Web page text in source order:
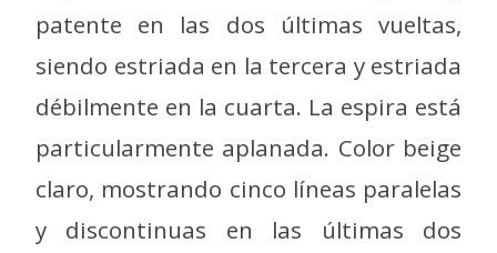
patente en las dos últimas vueltas,
siendo estriada en la tercera y estriada
débilmente en la cuarta. La espira está
particularmente aplanada. Color beige
claro, mostrando cinco líneas paralelas
y discontinuas en las últimas dos